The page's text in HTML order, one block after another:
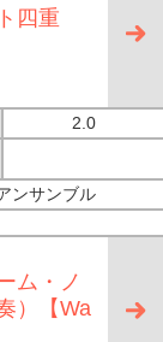
四重
2.0
ンサンブル
ム・ノ
）【Wa